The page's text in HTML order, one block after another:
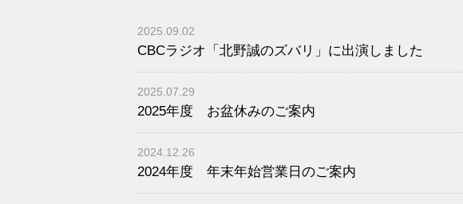
2025.09.02
CBCラジオ「北野誠のズバリ」に出演しました
2025.07.29
2025年度 お盆休みのご案内
2024.12.26
2024年度 年末年始営業日のご案内